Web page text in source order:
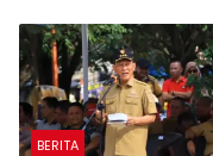
Pembangunan
BERITA